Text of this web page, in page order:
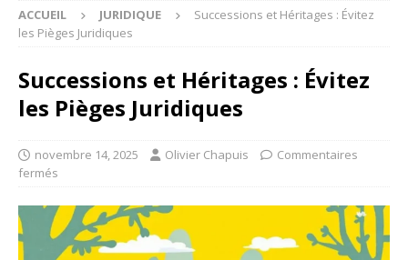
ACCUEIL JURIDIQUE
Successions et Héritages : Évitez
les Pièges Juridiques
Successions et Héritages : Évitez
les Pièges Juridiques
novembre 14, 2025 Olivier Chapuis
Commentaires
fermés